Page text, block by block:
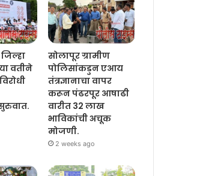
वतीने
सोलापूर ग्रामीण
पोलिसांकडुन एआय
तंत्रज्ञानाचा वापर
करून पंढरपूर आषाढी
वारीत 32 लाख
भाविकांची अचूक
मोजणी.
2 weeks ago